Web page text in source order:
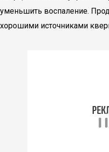
уменьшить воспаление.
хорошими источниками